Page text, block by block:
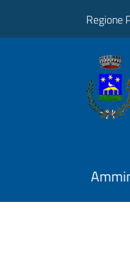
Regione